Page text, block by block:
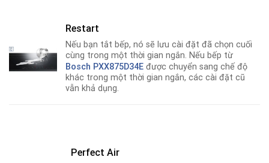
Restart
Nếu bạn tắt bếp, nó sẽ lưu cài đặt đã chọn cuối
cùng trong một thời gian ngắn. Nếu bếp từ
Bosch PXX875D34E được chuyển sang chế độ
khác trong một thời gian ngắn, các cài đặt cũ
vẫn khả dụng.
Perfect Air